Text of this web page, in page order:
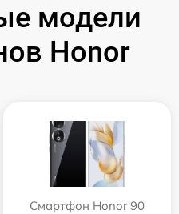
модели
Honor
Смартфон Honor 90